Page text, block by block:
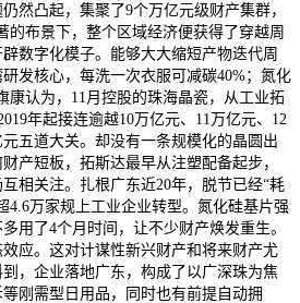
然凸起，集聚了9个万亿元级财产集群，
的布景下，整个区域经济便获得了穿越周
数字化模子。能够大大缩短产物迭代周
发核心，每洗一次衣服可减碳40%；氮化
康认为，11月控股的珠海晶瓷，从工业拓
年起接连逾越10万亿元、11万亿元、12
元五道大关。却没有一条规模化的晶圆出
产短板，拓斯达最早从注塑配备起步，
相关注。扎根广东近20年，脱节已经“耗
4.6万家规上工业企业转型。氮化硅基片强
用了4个月时间，让不少财产焕发重生。
应。这对计谋性新兴财产和将来财产尤
，企业落地广东，构成了以广深珠为焦
刚需型日用品，同时也有前提自动拥